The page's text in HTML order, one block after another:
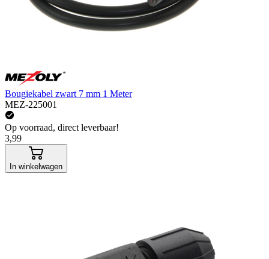
Bougiekabel zwart 7 mm 1 Meter
MEZ-225001
Op voorraad, direct leverbaar!
3,99
In winkelwagen